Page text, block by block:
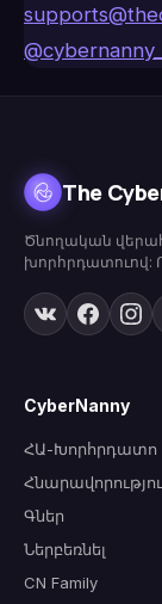
The
Ծնողական
խորհրդատուով:
CyberNanny
ՀԱ-Խորհրդատո
Գներ
Ներբեռնել
CN Family